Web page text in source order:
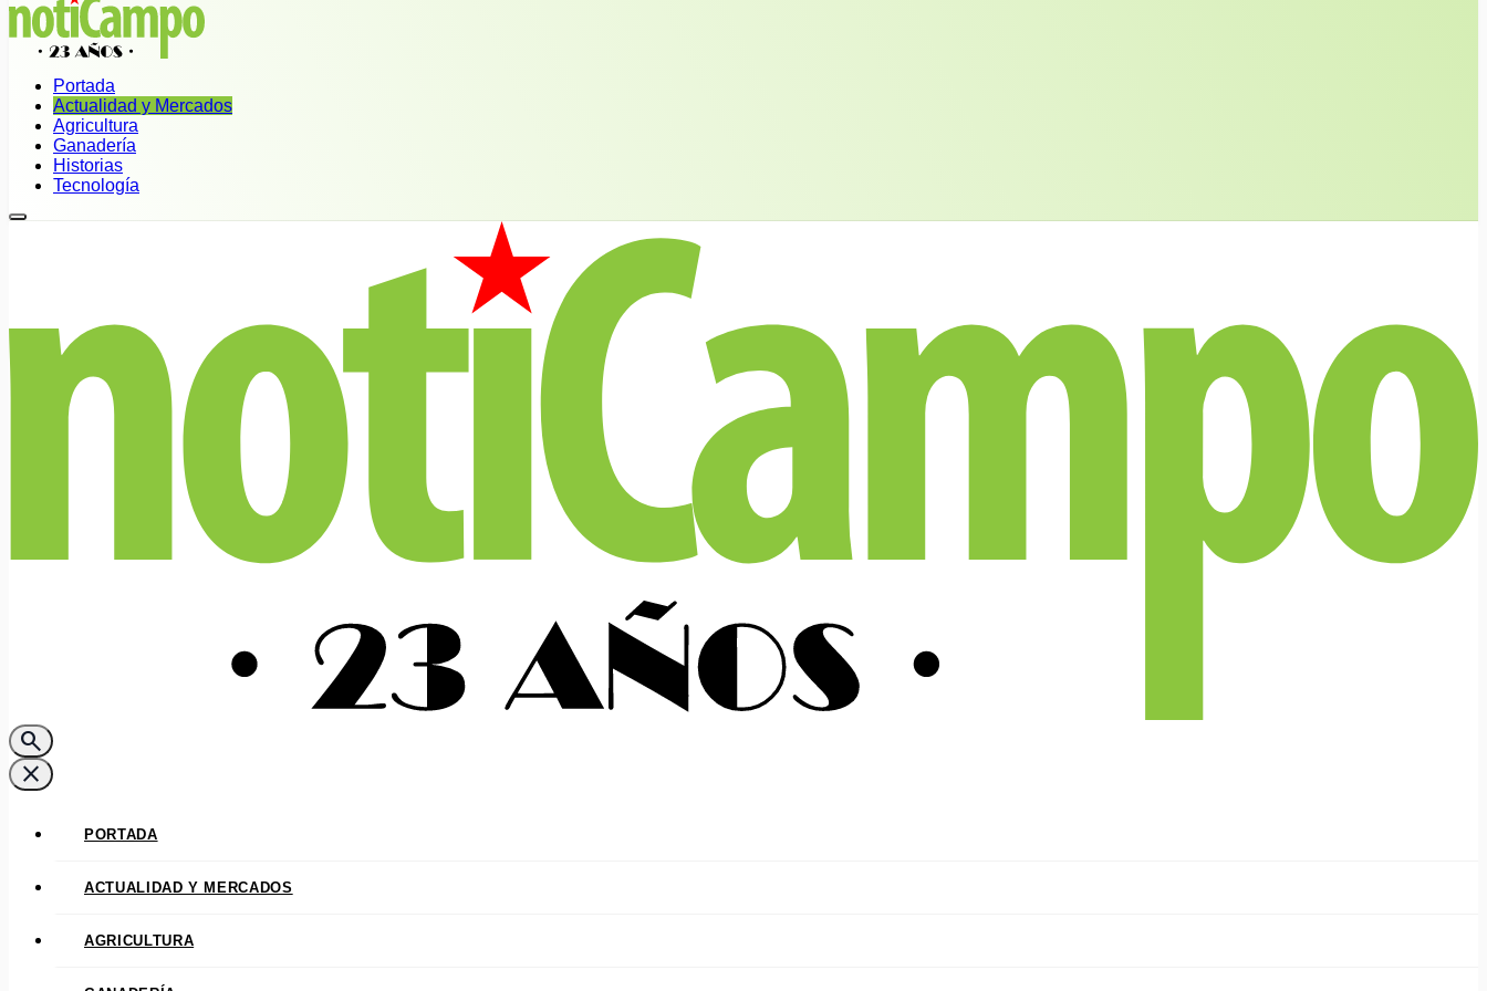
Portada
Actualidad y Mercados
Agricultura
Ganadería
Historias
Tecnología
search
close
PORTADA
ACTUALIDAD Y MERCADOS
AGRICULTURA